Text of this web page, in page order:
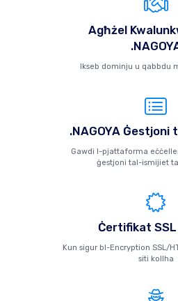
Agħżel
Ikseb dominju u qabbdu
.NAGOYA Ġestjoni
Gawdi l-pjattaforma
ġestjoni tal-ismijiet
Ċertifikat SSL
Kun sigur bl-Encryption SSL/
siti kollha